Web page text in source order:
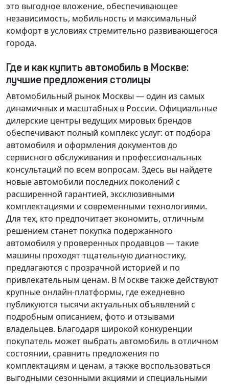
это выгодное вложение, обеспечивающее
независимость, мобильность и максимальный
комфорт в условиях стремительно развивающегося
города.
Где и как купить автомобиль в Москве:
лучшие предложения столицы
Автомобильный рынок Москвы — один из самых
динамичных и масштабных в России. Официальные
дилерские центры ведущих мировых брендов
обеспечивают полный комплекс услуг: от подбора
автомобиля и оформления документов до
сервисного обслуживания и профессиональных
консультаций по всем вопросам. Здесь вы найдете
новые автомобили последних поколений с
расширенной гарантией, эксклюзивными
комплектациями и современными технологиями.
Для тех, кто предпочитает экономить, отличным
решением станет покупка подержанного
автомобиля у проверенных продавцов — такие
машины проходят тщательную диагностику,
предлагаются с прозрачной историей и по
привлекательным ценам. В Москве также действуют
крупные онлайн-платформы, где ежедневно
публикуются тысячи актуальных объявлений с
подробным описанием, фото и отзывами
владельцев. Благодаря широкой конкуренции
покупатель может выбрать автомобиль в отличном
состоянии, сравнить предложения по
комплектациям и ценам, а также воспользоваться
выгодными сезонными акциями и специальными